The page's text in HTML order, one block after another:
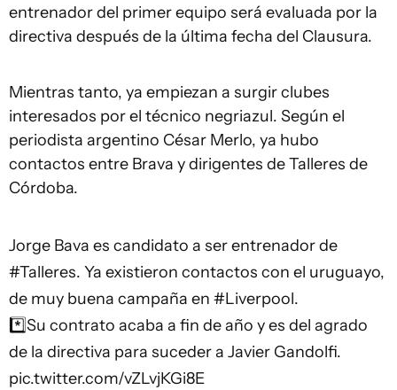
entrenador del primer equipo será evaluada por la
directiva después de la última fecha del Clausura.
Mientras tanto, ya empiezan a surgir clubes
interesados por el técnico negriazul. Según el
periodista argentino César Merlo, ya hubo
contactos entre Brava y dirigentes de Talleres de
Córdoba.
Jorge Bava es candidato a ser entrenador de
#Talleres. Ya existieron contactos con el uruguayo,
de muy buena campaña en #Liverpool.
*️⃣Su contrato acaba a fin de año y es del agrado
de la directiva para suceder a Javier Gandolfi.
pic.twitter.com/vZLvjKGi8E